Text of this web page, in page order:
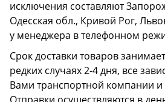
исключения составляют
Одесская обл., Кривой Рог,
у менеджера в телефонном
Срок доставки товаров
редких случаях 2-4 дня, все
Вами транспортной компании и